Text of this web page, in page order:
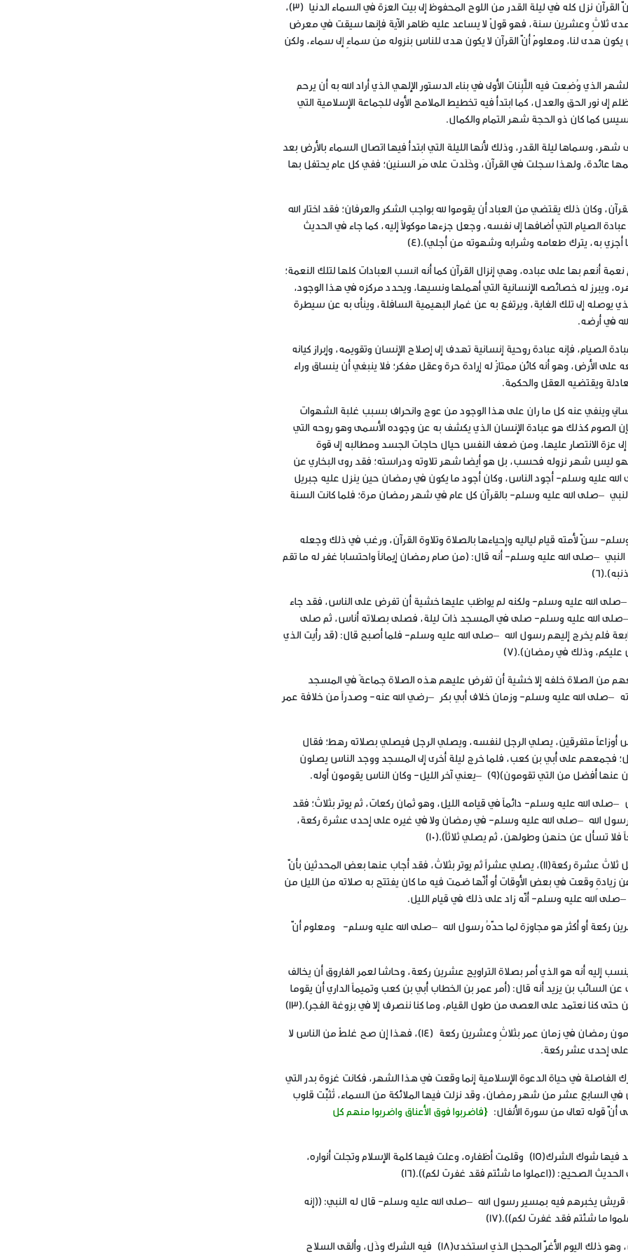
وأما ما رُوي منسوباً إلى ابن عباس –رضي الله عنهما- من أنّ القرآن نزل كله في ليلة القدر من اللوح المحفوظ إلى بيت العزة في السماء الدنيا (3)،
ثلاثٍ وعشرين سنة، فهو قولٌ لا يساعد عليه ظاهر الآية فإنها سيقت في معرض
يكون هدى لنا، ومعلومٌ أنّ القرآن لا يكون هدى للناس بنزوله من سماءٍ إلى سماء، ولكن
وُضِعت فيه اللَّبِنات الأولى في بناء الدستور الإلهي الذي أراد الله به أن يرحم
نور الحق والعدل، كما ابتدأ فيه تخطيط الملامح الأولى للجماعة الإسلامية التي
كما كان ذو الحجة شهر التمام والكمال.
شهر، وسماها ليلة القدر، وذلك لأنها الليلة التي ابتدأ فيها اتصال السماء بالأرض بعد
عائدة، ولهذا سجلت في القرآن، وخَلَدت على مَر السنين؛ ففي كل عام يحتفل بها
وكان ذلك يقتضي من العباد أن يقوموا لله بواجب الشكر والعرفان؛ فقد اختار الله
الصيام التي أضافها إلى نفسه، وجعل جزءها موكولاً إليه، كما جاء في الحديث
أجزي به، يترك طعامه وشرابه وشهوته من أجلي).(4)
أنعم بها على عباده، وهي إنزال القرآن كما أنه انسب العبادات كلها لتلك النعمة؛
ويبرز له خصائصه الإنسانية التي أهملها ونسيها، ويحدد مركزه في هذا الوجود،
يوصله إلى تلك الغاية، ويرتفع به عن غمار البهيمية السافلة، وينأى به عن سيطرة
في أرضه.
الصيام، فإنه عبادة روحية إنسانية تهدف إلى إصلاح الإنسان وتقويمه، وإبراز كيانه
على الأرض، وهو أنه كائن ممتازٌ له إرادة حرة وعقل مفكر؛ فلا ينبغي أن ينساق وراء
ويقتضيه العقل والحكمة.
وينفي عنه كل ما ران على هذا الوجود من عوج وانحراف بسبب غلبة الشهوات
الصوم كذلك هو عبادة الإنسان الذي يكشف به عن وجوده الأسمى وهو روحه التي
عزة الانتصار عليها، ومن ضعف النفس حيال حاجات الجسد ومطالبه إلى قوة
فهو ليس شهر نزوله فحسب، بل هو أيضا شهر تلاوته ودراسته؛ فقد روى البخاري عن
عليه وسلم- أجود الناس، وكان أجود ما يكون في رمضان حين ينزل عليه جبريل
يعارض النبي –صلى الله عليه وسلم- بالقرآن كل عام في شهر رمضان مرة؛ فلما كانت السنة
لأمته قيام لياليه وإحياءها بالصلاة وتلاوة القرآن، ورغب في ذلك وجعله
–صلى الله عليه وسلم- أنه قال:(من صام رمضان إيماناً واحتسابا غفر له ما تقم
(6)
الله عليه وسلم- ولكنه لم يواظب عليها خشية أن تفرض على الناس، فقد جاء
الله عليه وسلم- صلى في المسجد ذات ليلة، فصلى بصلاته أناس، ثم صلى
الرابعة فلم يخرج إليهم رسول الله –صلى الله عليه وسلم- فلما أصبح قال:(قد رأيت الذي
عليكم، وذلك في رمضان).(7)
من الصلاة خلفه إلا خشية أن تفرض عليهم هذه الصلاة جماعةً في المسجد
–صلى الله عليه وسلم- وزمان خلاف أبي بكر –رضي الله عنه- وصدراً من خلافة عمر
أوزاعاً متفرقين، يصلي الرجل لنفسه، ويصلي الرجل فيصلي بصلاته رهط؛ فقال
فجمعهم على أُبي بن كعب، فلما خرج ليلة أخرى إلى المسجد ووجد الناس يصلون
الله عليه وسلم- دائماً في قيامه الليل، وهو ثمان ركعات، ثم يوتر بثلاث؛ فقد
الله –صلى الله عليه وسلم- في رمضان ولا في غيره على إحدى عشرة ركعة،
تسأل عن حنهن وطولهن، ثم يصلي ثلاثاً).(10)
وأما ما روي عنها وعن ابن عباس من أنه كان يصلي من الليل ثلاث عشرة ركعة(11)، يصلي عشراً ثم يوتر بثلاث، فقد أجاب عنها بعض المحدثين بأنّ
عن زيادةٍ وقعت في بعض الأوقات أو أنّها ضمت فيه ما كان يفتتح به صلاته من الليل من
ركعة أو أكثر هو مجاوزة لما حدّهُ رسول الله –صلى الله عليه وسلم- ومعلوم أنّ
أنه هو الذي أمر بصلاة التراويح عشرين ركعة، وحاشا لعمر الفاروق أن يخالف
بن يزيد أنه قال: (أمر عمر بن الخطاب أُبي بن كعب وتميماً الداري أن يقوما
كنا نعتمد على العصى من طول القيام، وما كنا ننصرف إلا في بزوغة الفجر).(13)
وأما ما رواه مالك عن يزيد بن رومان من أنّ الناس كانوا يقومون رمضان في زمان عمر بثلاثٍ وعشرين ركعة (14)، فهذا إن صح غلطٌ من الناس لا
على إحدى عشر ركعة.
في حياة الدعوة الإسلامية إنما وقعت في هذا الشهر، فكانت غزوة بدر التي
في السابع عشر من شهر رمضان، وقد نزلت فيها الملائكة من السماء، تُثبِّت قلوب
أنّ قوله تعالى من سورة الأنفال: {فاضربوا فوق الأعناق واضربوا منهم كل
وأيّاً ما كان، فقد كانت غزوة بدر أول غزوة وأعظم غزوة خضد فيها شوك الشرك(15) وقلمت أظفاره، وعلت فيها كلمة الإسلام وتجلت أنواره،
الصحيح:((اعملوا ما شئتم فقد غفرت لكم)).(16)
قريش يخبرهم فيه بمسير رسول الله –صلى الله عليه وسلم- قال له النبي:((إنه
ما شئتم فقد غفرت لكم)).(17)
وكان فتح مكة كذلك في اليوم الرابع والعشرين من رمضان، وهو ذلك اليوم الأغرّ المحجل الذي استخدى(18) فيه الشرك وذَل، وألقى السلاح